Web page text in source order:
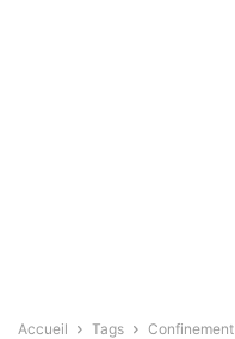
Accueil Tags Confinement